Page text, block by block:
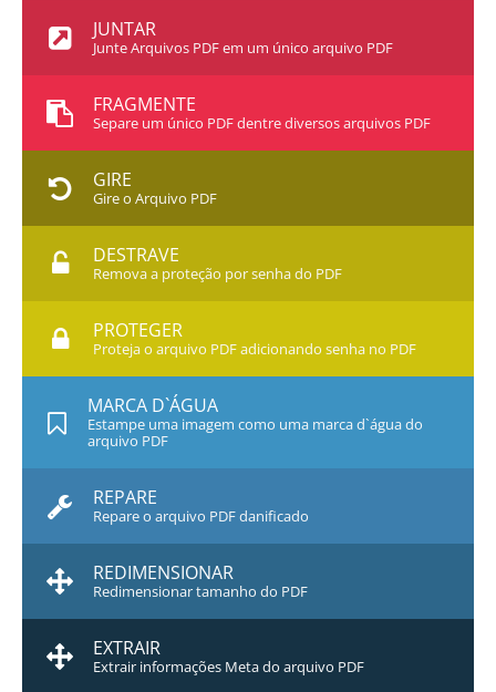
JUNTAR
Junte Arquivos PDF em um único arquivo PDF
FRAGMENTE
Separe um único PDF dentre diversos arquivos PDF
GIRE
Gire o Arquivo PDF
DESTRAVE
Remova a proteção por senha do PDF
PROTEGER
Proteja o arquivo PDF adicionando senha no PDF
MARCA D`ÁGUA
Estampe uma imagem como uma marca d`água do
arquivo PDF
REPARE
Repare o arquivo PDF danificado
REDIMENSIONAR
Redimensionar tamanho do PDF
EXTRAIR
Extrair informações Meta do arquivo PDF